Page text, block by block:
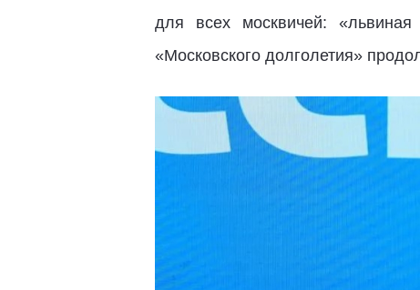
для всех москвичей:
«Московского долголетия»